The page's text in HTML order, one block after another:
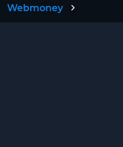
Webmoney